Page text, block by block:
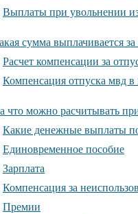
Выплаты при увольнении
сумма выплачивается
Расчет компенсации за
Компенсация отпуска мвд в
что можно расчитывать
Какие денежные выплаты
Единовременное пособие
Зарплата
Компенсация за
Премии